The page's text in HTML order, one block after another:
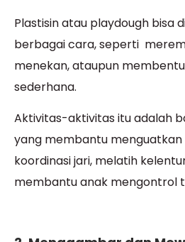
Plastisin atau playdough bisa
berbagai cara, seperti
menekan, ataupun
sederhana.
Aktivitas-aktivitas itu adalah
yang membantu
koordinasi jari, melatih
membantu anak mengontrol